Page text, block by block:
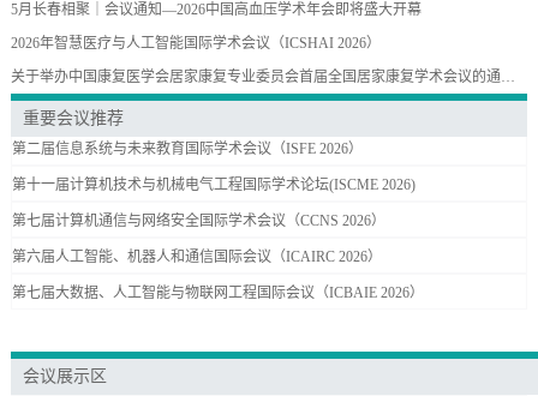
5月长春相聚｜会议通知—2026中国高血压学术年会即将盛大开幕
2026年智慧医疗与人工智能国际学术会议（ICSHAI 2026）
关于举办中国康复医学会居家康复专业委员会首届全国居家康复学术会议的通知（第一轮）
重要会议推荐
第二届信息系统与未来教育国际学术会议（ISFE 2026）
第十一届计算机技术与机械电气工程国际学术论坛(ISCME 2026)
第七届计算机通信与网络安全国际学术会议（CCNS 2026）
第六届人工智能、机器人和通信国际会议（ICAIRC 2026）
第七届大数据、人工智能与物联网工程国际会议（ICBAIE 2026）
会议展示区